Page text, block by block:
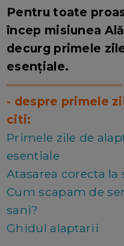
Pentru toate
încep misiunea
decurg primele
esențiale.
- despre primele
citi:
Primele zile de
esentiale
Atasarea corecta
Cum scapam de
sani?
Ghidul alaptarii